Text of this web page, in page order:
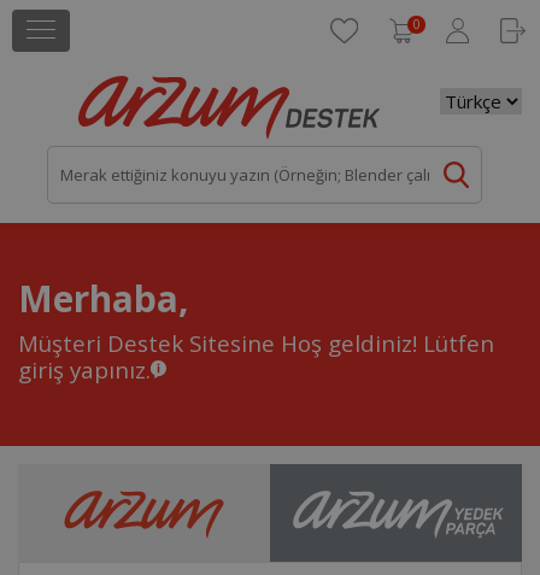
0
Merhaba,
Müşteri Destek Sitesine Hoş geldiniz! Lütfen
giriş yapınız.